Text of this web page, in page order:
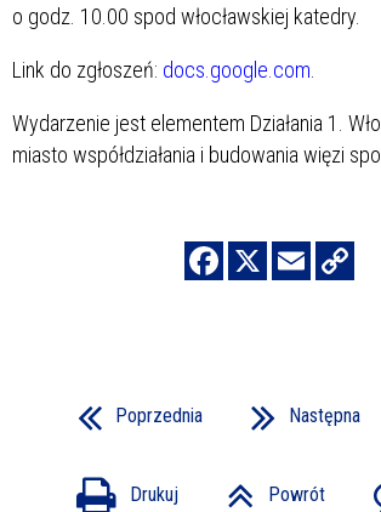
o godz. 10.00 spod włocławskiej katedry.
Link do zgłoszeń: docs.google.com.
Wydarzenie jest elementem Działania 1.
miasto współdziałania i budowania więzi
Poprzednia Następna
Drukuj Powrót